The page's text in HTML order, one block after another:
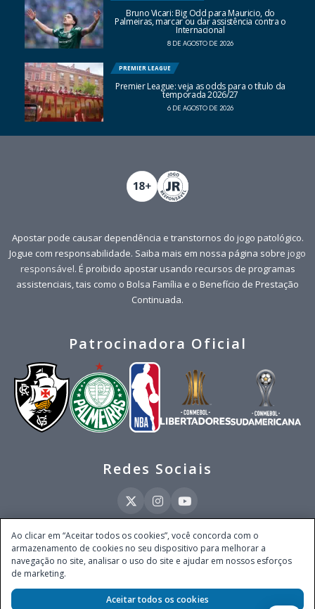
Bruno Vicari: Big Odd para Mauricio, do
Palmeiras, marcar ou dar assistência contra o
Internacional
8 DE AGOSTO DE 2026
PREMIER LEAGUE
Premier League: veja as odds para o título da
temporada 2026/27
6 DE AGOSTO DE 2026
Apostar pode causar dependência e transtornos do jogo patológico.
Jogue com responsabilidade. Saiba mais em nossa página sobre jogo
responsável. É proibido apostar usando recursos de programas
assistenciais, tais como o Bolsa Família e o Benefício de Prestação
Continuada.
Patrocinadora Oficial
Redes Sociais
Este site é operado pela Ventmear Brasil LTDA (CNPJ 52.868.380/0001-84), com
endereço na Avenida Brigadeiro Faria Lima, nº 4.055, 3º andar, Itaim Bibi, no
Município de São Paulo, Estado de São Paulo, CEP 04538-133, Brasil - empresa
autorizada a operar apostas de quota fixa em todo território nacional pela
Secretaria de Prêmios e Apostas do Ministério da Fazenda, conforme Portaria nº
Ao clicar em “Aceitar todos os cookies”, você concorda com o
armazenamento de cookies no seu dispositivo para melhorar a
navegação no site, analisar o uso do site e ajudar em nossos esforços
de marketing.
Aceitar todos os cookies